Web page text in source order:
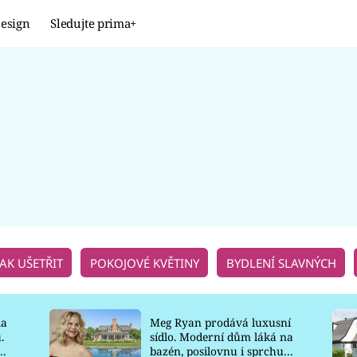
Sledujte prima+
UŠETŘIT POKOJOVÉ KVĚTINY BYDLENÍ SLAVNÝCH
Meg Ryan prodává luxusní
sídlo. Moderní dům láká na
bazén, posilovnu i sprchu